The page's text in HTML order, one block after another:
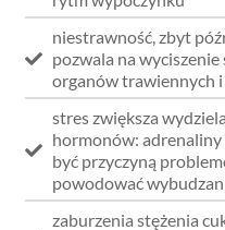
niestrawność, zbyt
pozwala na
organów trawiennych i
stres zwiększa
hormonów:
być przyczyną
powodować
zaburzenia stężenia